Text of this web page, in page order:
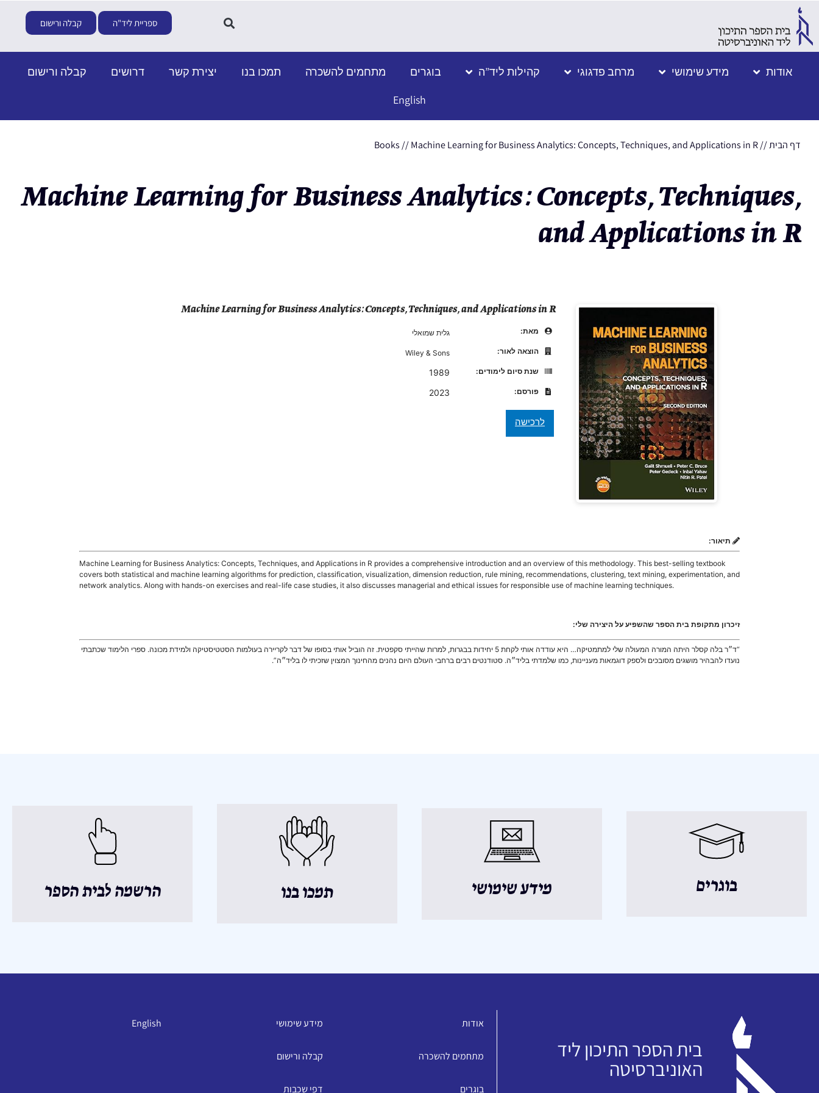
ספריית ליד"ה קבלה ורישום
אודות מידע שימושי מרחב פדגוגי קהילות ליד”ה בוגרים מתחמים להשכרה תמכו בנו יצירת קשר דרושים
קבלה ורישום
English
דף הבית//
Books //Machine Learning for Business Analytics: Concepts, Techniques, and Applications in R
Machine Learning for Business Analytics: Concepts, Techniques,
and Applications in R
Machine Learning for Business Analytics: Concepts, Techniques, and Applications in R
מאת:
גלית שמואלי
הוצאה לאור:
Wiley & Sons
שנת סיום לימודים:
1989
פורסם: 2023
תיאור:
Machine Learning for Business Analytics: Concepts, Techniques, and Applications in R provides a comprehensive introduction and an overview of this methodology. This best-selling textbook
covers both statistical and machine learning algorithms for prediction, classification, visualization, dimension reduction, rule mining, recommendations, clustering, text mining, experimentation, and
network analytics. Along with hands-on exercises and real-life case studies, it also discusses managerial and ethical issues for responsible use of machine learning techniques.
זיכרון מתקופת בית הספר שהשפיע על היצירה שלי:
“ד״ר בלה קסלר היתה המורה המעולה שלי למתמטיקה… היא עודדה אותי לקחת 5 יחידות בבגרות, למרות שהייתי סקפטית. זה הוביל אותי בסופו של דבר לקריירה בעולמות הסטטיסטיקה ולמידת מכונה. ספרי הלימוד שכתבתי
נועדו להבהיר מושגים מסובכים ולספק דוגמאות מעניינות, כמו שלמדתי בליד״ה. סטודנטים רבים ברחבי העולם היום נהנים מהחינוך המצוין שזכיתי לו בליד״ה”.
בוגרים מידע שימושי תמכו בנו הרשמה לבית הספר
בית הספר התיכון ליד
האוניברסיטה
אודות
מתחמים להשכרה
בוגרים
מידע שימושי
קבלה ורישום
דפי שכבות
English